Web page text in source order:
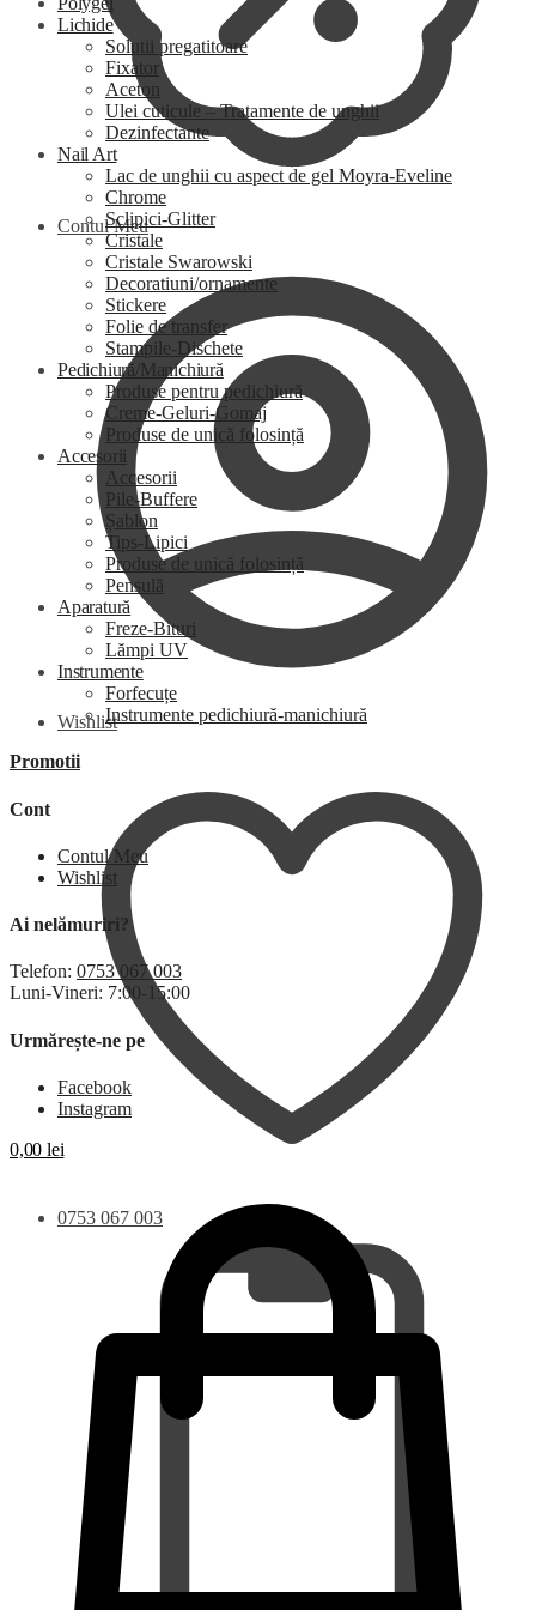
Contul Meu
Wishlist
0753 067 003
Lichide
Solutii pregatitoare
Fixator
Aceton
Ulei cuticule – Tratamente de unghii
Dezinfectante
Nail Art
Lac de unghii cu aspect de gel Moyra-Eveline
Chrome
Sclipici-Glitter
Cristale
Cristale Swarowski
Decoratiuni/ornamente
Stickere
Folie de transfer
Stampile-Dischete
Pedichiură/Manichiură
Produse pentru pedichiură
Creme-Geluri-Gomaj
Produse de unică folosință
Accesorii
Accesorii
Pile-Buffere
Șablon
Tips-Lipici
Produse de unică folosință
Pensulă
Aparatură
Freze-Bituri
Lămpi UV
Instrumente
Forfecuțe
Instrumente pedichiură-manichiură
Promotii
Cont
Contul Meu
Wishlist
Ai nelămuriri?
Telefon: 0753 067 003
Luni-Vineri: 7:00-15:00
Urmărește-ne pe
Facebook
Instagram
0,00 lei